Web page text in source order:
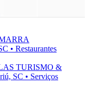
• Restaurantes
TURISMO &
SC • Serviços